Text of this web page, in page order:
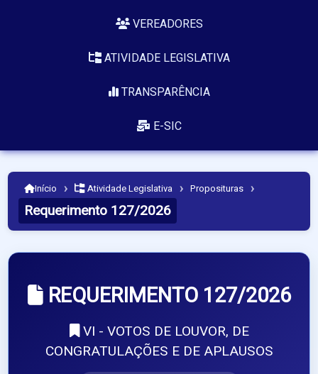
VEREADORES
ATIVIDADE LEGISLATIVA
TRANSPARÊNCIA
E-SIC
Início › Atividade Legislativa › Proposituras ›
Requerimento 127/2026
REQUERIMENTO 127/2026
VI - VOTOS DE LOUVOR, DE
CONGRATULAÇÕES E DE APLAUSOS